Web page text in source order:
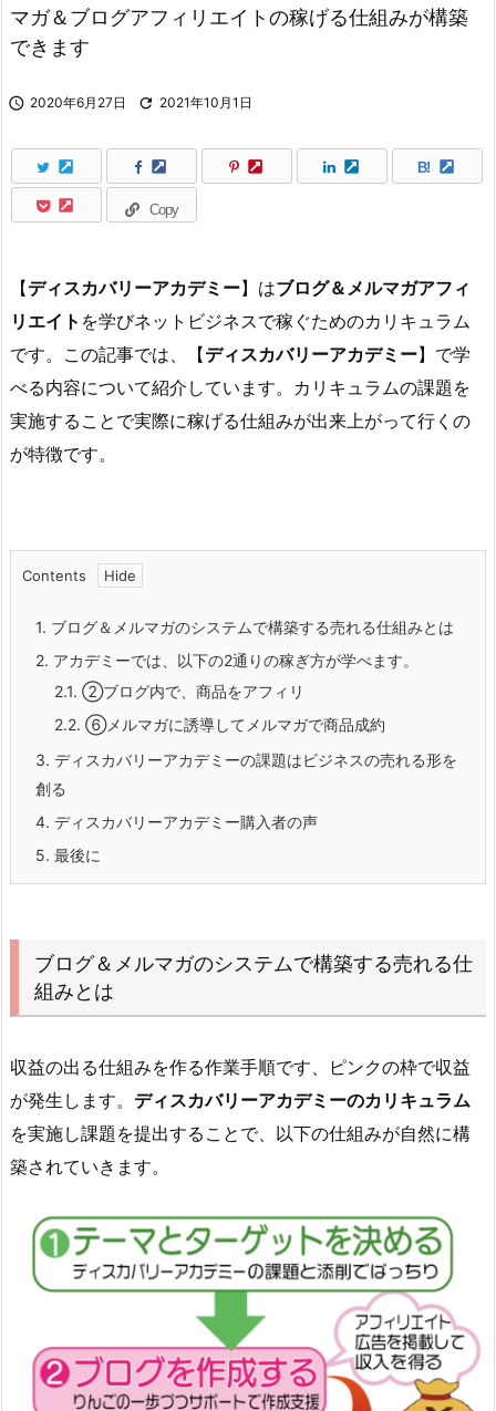
マガ＆ブログアフィリエイトの稼げる仕組みが構築
できます
 2020年6月27日  2021年10月1日
B!
Copy
【ディスカバリーアカデミー】はブログ＆メルマガアフィ
リエイト を学びネットビジネスで稼ぐためのカリキュラム
です。この記事では、【ディスカバリーアカデミー】で学
べる内容について紹介しています。カリキュラムの課題を
実施することで実際に稼げる仕組みが出来上がって行くの
が特徴です。
Contents
1. ブログ＆メルマガのシステムで構築する売れる仕組みとは
2. アカデミーでは、以下の2通りの稼ぎ方が学べます。
2.1. ②ブログ内で、商品をアフィリ
2.2. ⑥メルマガに誘導してメルマガで商品成約
3. ディスカバリーアカデミーの課題はビジネスの売れる形を
創る
4. ディスカバリーアカデミー購入者の声
5. 最後に
ブログ＆メルマガのシステムで構築する売れる仕
組みとは
収益の出る仕組みを作る作業手順です、ピンクの枠で収益
が発生します。 ディスカバリーアカデミーのカリキュラム
を実施し課題を提出することで、以下の仕組みが自然に構
築されていきます。